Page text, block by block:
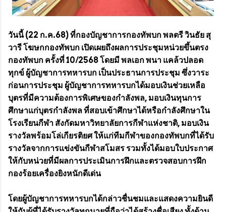
วันนี้ (22 ก.ค.68) ที่กองบัญชาการกองทัพบก พลตรี วินธัย สุ
วารี โฆษกกองทัพบก เปิดเผยถึงผลการประชุมหน่วยขึ้นตรง
กองทัพบก ครั้งที่ 10/2568 โดยมี พลเอก พนา แคล้วปลอด
ทุกข์ ผู้บัญชาการทหารบก เป็นประธานการประชุม ซึ่งวาระ
ก่อนการประชุม ผู้บัญชาการทหารบกได้มอบเงินช่วยเหลือ
บุตรที่มีความต้องการพิเศษของกำลังพล, มอบเงินทุนการ
ศึกษาแก่บุตรกำลังพล ที่สอบเข้าศึกษาได้หรือกำลังศึกษาใน
โรงเรียนกีฬา สังกัดมหาวิทยาลัยการกีฬาแห่งชาติ, มอบเงิน
รางวัลพร้อมโล่เกียรติยศ ให้แก่ทีมกีฬาของกองทัพบกที่ได้รับ
รางวัลจากการแข่งขันกีฬาสโมสร รวมทั้งได้มอบใบประกาศ
ให้กับหน่วยที่มีผลการประเมินการฝึกและตรวจสอบการฝึก
กองร้อยเครื่องยิงหนักดีเด่น
โดยผู้บัญชาการทหารบกได้กล่าวชื่นชมและแสดงความยินดี